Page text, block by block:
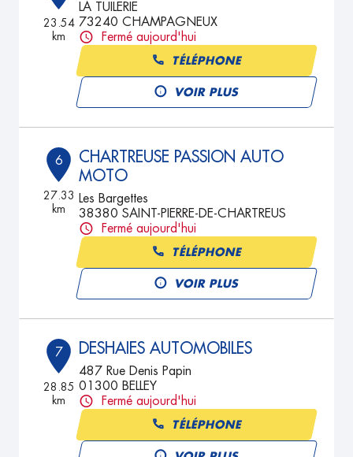
23.54
km
LA TUILERIE
73240 CHAMPAGNEUX
Fermé aujourd'hui
TÉLÉPHONE
VOIR PLUS
6
27.33
km
CHARTREUSE PASSION AUTO
MOTO
Les Bargettes
38380 SAINT-PIERRE-DE-CHARTREUS
Fermé aujourd'hui
TÉLÉPHONE
VOIR PLUS
7
28.85
km
DESHAIES AUTOMOBILES
487 Rue Denis Papin
01300 BELLEY
Fermé aujourd'hui
TÉLÉPHONE